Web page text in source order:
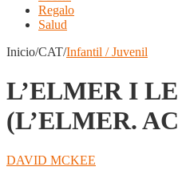
Regalo
Salud
Inicio/CAT/Infantil / Juvenil
L’ELMER I
(L’ELMER.
DAVID MCKEE